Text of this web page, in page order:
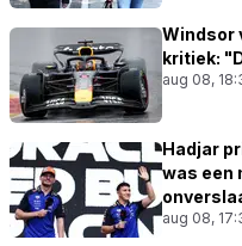
Windsor
kritiek:
aug 08,
Hadjar
was een
aug 08,